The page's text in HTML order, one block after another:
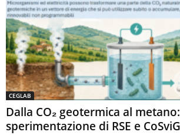
CEGLAB
Dalla CO₂ geotermica al
sperimentazione di RSE e